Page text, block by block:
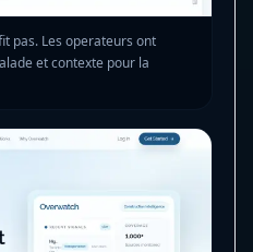
pas. Les operateurs ont
et contexte pour la